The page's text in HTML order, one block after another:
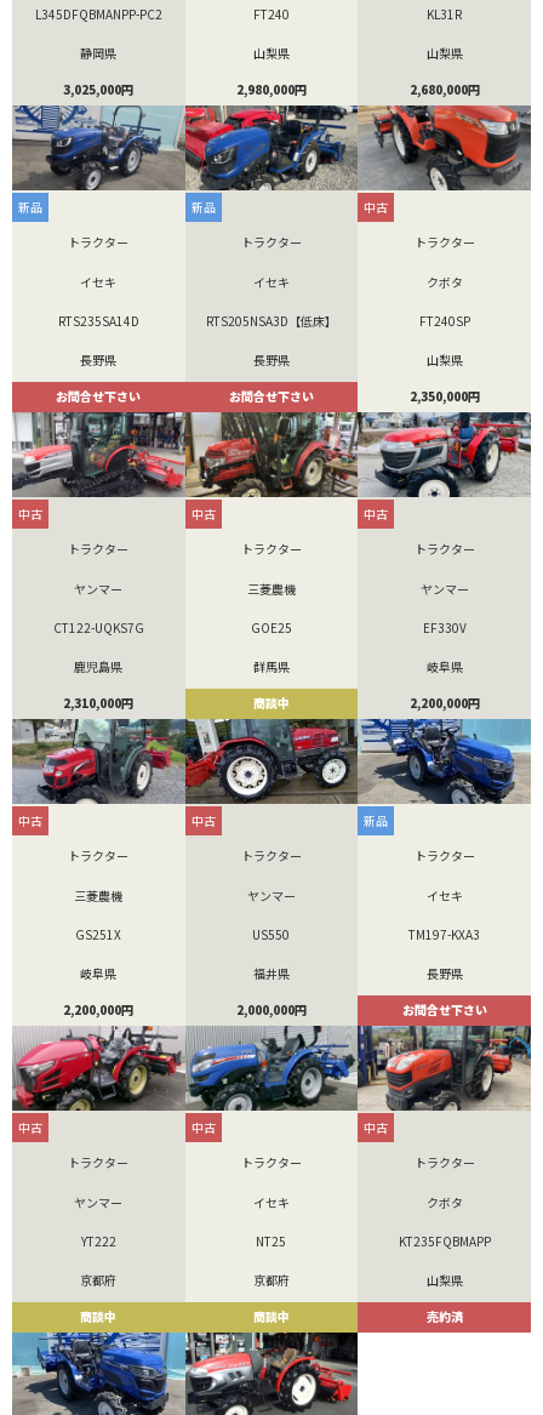
L345DFQBMANPP-PC2
静岡県
3,025,000円
FT240
山梨県
2,980,000円
KL31R
山梨県
2,680,000円
新品
トラクター
イセキ
RTS235SA14D
長野県
お問合せ下さい
新品
トラクター
イセキ
RTS205NSA3D【低床】
長野県
お問合せ下さい
中古
トラクター
クボタ
FT240SP
山梨県
2,350,000円
中古
トラクター
ヤンマー
CT122-UQKS7G
鹿児島県
2,310,000円
中古
トラクター
三菱農機
GOE25
群馬県
商談中
中古
トラクター
ヤンマー
EF330V
岐阜県
2,200,000円
中古
トラクター
三菱農機
GS251X
岐阜県
2,200,000円
中古
トラクター
ヤンマー
US550
福井県
2,000,000円
新品
トラクター
イセキ
TM197-KXA3
長野県
お問合せ下さい
中古
トラクター
ヤンマー
YT222
京都府
商談中
中古
トラクター
イセキ
NT25
京都府
商談中
中古
トラクター
クボタ
KT235FQBMAPP
山梨県
売約済